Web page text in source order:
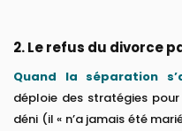
2. Le refus du divorce
Quand la séparation
déploie des stratégies
déni (il « n’a jamais été